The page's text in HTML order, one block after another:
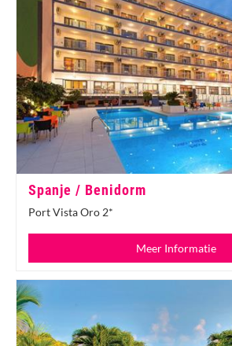
Spanje / Benidorm
Port Vista Oro 2*
Meer Informatie